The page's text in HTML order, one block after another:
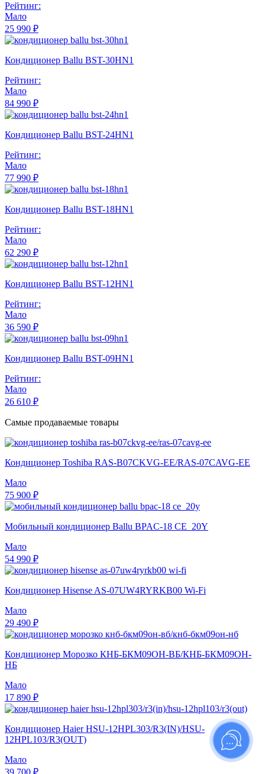
Рейтинг:
Мало
25 990 ₽
Кондиционер Ballu BST-30HN1
Рейтинг:
Мало
84 990 ₽
Кондиционер Ballu BST-24HN1
Рейтинг:
Мало
77 990 ₽
Кондиционер Ballu BST-18HN1
Рейтинг:
Мало
62 290 ₽
Кондиционер Ballu BST-12HN1
Рейтинг:
Мало
36 590 ₽
Кондиционер Ballu BST-09HN1
Рейтинг:
Мало
26 610 ₽
Самые продаваемые товары
Кондиционер Toshiba RAS-B07CKVG-EE/RAS-07CAVG-EE
Мало
75 900 ₽
Мобильный кондиционер Ballu BPAC-18 CE_20Y
Мало
54 990 ₽
Кондиционер Hisense AS-07UW4RYRKB00 Wi-Fi
Мало
29 490 ₽
Кондиционер Морозко КНБ-БКМ09ОН-ВБ/КНБ-БКМ09ОН-
НБ
Мало
17 890 ₽
Кондиционер Haier HSU-12HPL303/R3(IN)/HSU-
12HPL103/R3(OUT)
Мало